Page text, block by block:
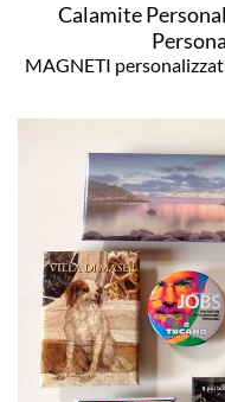
Etichette Adesive
Calamite
MAGNETI